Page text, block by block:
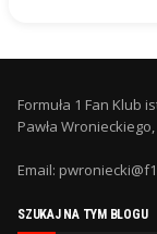
Formuła 1 Fan Klub
Pawła
Email:
SZUKAJ NA TYM BLOGU